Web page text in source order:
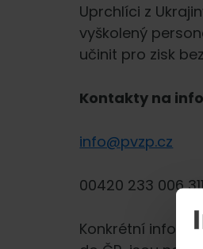
Uprchlíci z
vyškolený
učinit pro zisk
Kontakty na
info@pvzp.cz
00420 233 006
Konkrétní